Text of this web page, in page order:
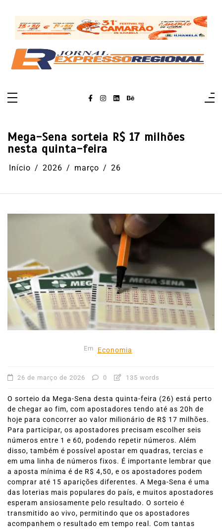
conteúdo
Mega-Sena sorteia R$ 17 milhões
nesta quinta-feira
Início 2026 março 26
Em Economia
26 de março de 2026 0 135 words
O sorteio da Mega-Sena desta quinta-feira (26) está perto
de chegar ao fim, com apostadores tendo até as 20h de
hoje para concorrer ao valor milionário de R$ 17 milhões.
Para participar, os apostadores precisam escolher seis
números entre 1 e 60, podendo repetir números. Além
disso, também é possível apostar em quadras, tercias e
em uma linha de números fixos. É importante lembrar que
a aposta mínima é de R$ 4,50, e os apostadores podem
comprar até 15 aparições diferentes. A Mega-Sena é uma
das loterias mais populares do país, e muitos apostadores
esperam ansiosamente pelo resultado. O sorteio é
transmitido ao vivo, permitindo que os apostadores
acompanhem o resultado em tempo real. Com tantas